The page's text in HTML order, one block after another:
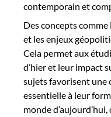
contemporain et
Des concepts
et les enjeux
Cela permet aux
d’hier et leur impact
sujets favorisent une
essentielle à leur
monde